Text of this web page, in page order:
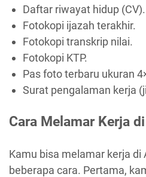
Daftar riwayat hidup (CV).
Fotokopi ijazah terakhir.
Fotokopi transkrip nilai.
Fotokopi KTP.
Pas foto terbaru ukuran
Surat pengalaman kerja
Cara Melamar Kerja
Kamu bisa melamar kerja di
beberapa cara. Pertama,